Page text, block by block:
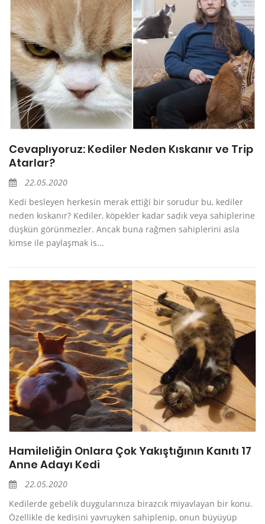
Cevaplıyoruz: Kediler Neden Kıskanır ve Trip
Atarlar?
22.05.2020
Kedi besleyen herkesin merak ettiği bir sorudur bu, kediler
neden kıskanır? Kediler, köpekler kadar sadık veya sahiplerine
düşkün görünmezler. Ancak buna rağmen sahiplerini asla
kimse ile paylaşmak is...
Hamileliğin Onlara Çok Yakıştığının Kanıtı 17
Anne Adayı Kedi
22.05.2020
Kedilerde gebelik duygularınıza birazcık miyavlayan bir konu.
Özellikle de kedisini yavruyken sahiplenip, onun büyüyüp